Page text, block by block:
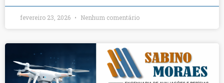
fevereiro 23, 2026 Nenhum comentário